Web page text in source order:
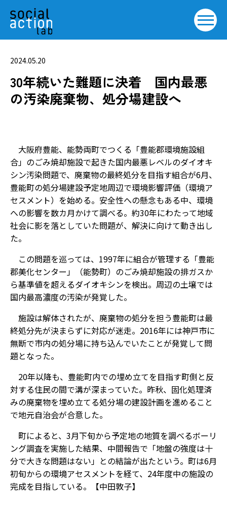
2024.05.20
30年続いた難題に決着 国内最悪
の汚染廃棄物、処分場建設へ
大阪府豊能、能勢両町でつくる「豊能郡環境施設組
合」のごみ焼却施設で起きた国内最悪レベルのダイオキ
シン汚染問題で、廃棄物の最終処分を目指す組合が6月、
豊能町の処分場建設予定地周辺で環境影響評価（環境ア
セスメント）を始める。安全性への懸念もある中、環境
への影響を数カ月かけて調べる。約30年にわたって地域
社会に影を落としていた問題が、解決に向けて動き出し
た。
この問題を巡っては、1997年に組合が管理する「豊能
郡美化センター」（能勢町）のごみ焼却施設の排ガスか
ら基準値を超えるダイオキシンを検出。周辺の土壌では
国内最高濃度の汚染が発覚した。
施設は解体されたが、廃棄物の処分を担う豊能町は最
終処分先が決まらずに対応が迷走。2016年には神戸市に
無断で市内の処分場に持ち込んでいたことが発覚して問
題となった。
20年以降も、豊能町内での埋め立てを目指す町側と反
対する住民の間で溝が深まっていた。昨秋、固化処理済
みの廃棄物を埋め立てる処分場の建設計画を進めること
で地元自治会が合意した。
町によると、3月下旬から予定地の地質を調べるボーリ
ング調査を実施した結果、中間報告で「地盤の強度は十
分で大きな問題はない」との結論が出たという。町は6月
初旬からの環境アセスメントを経て、24年度中の施設の
完成を目指している。【中田敦子】